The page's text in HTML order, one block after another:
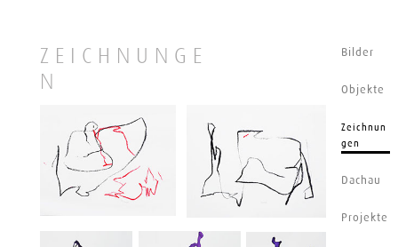
Bilder
Objekte
Zeichnun
gen
Dachau
Projekte
ZEICHNUNGE
N